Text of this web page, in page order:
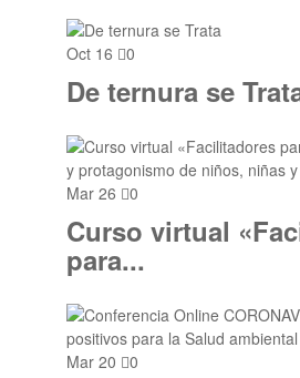
Oct 16 0
De ternura se
Mar 26 0
Curso virtual
para...
Mar 20 0